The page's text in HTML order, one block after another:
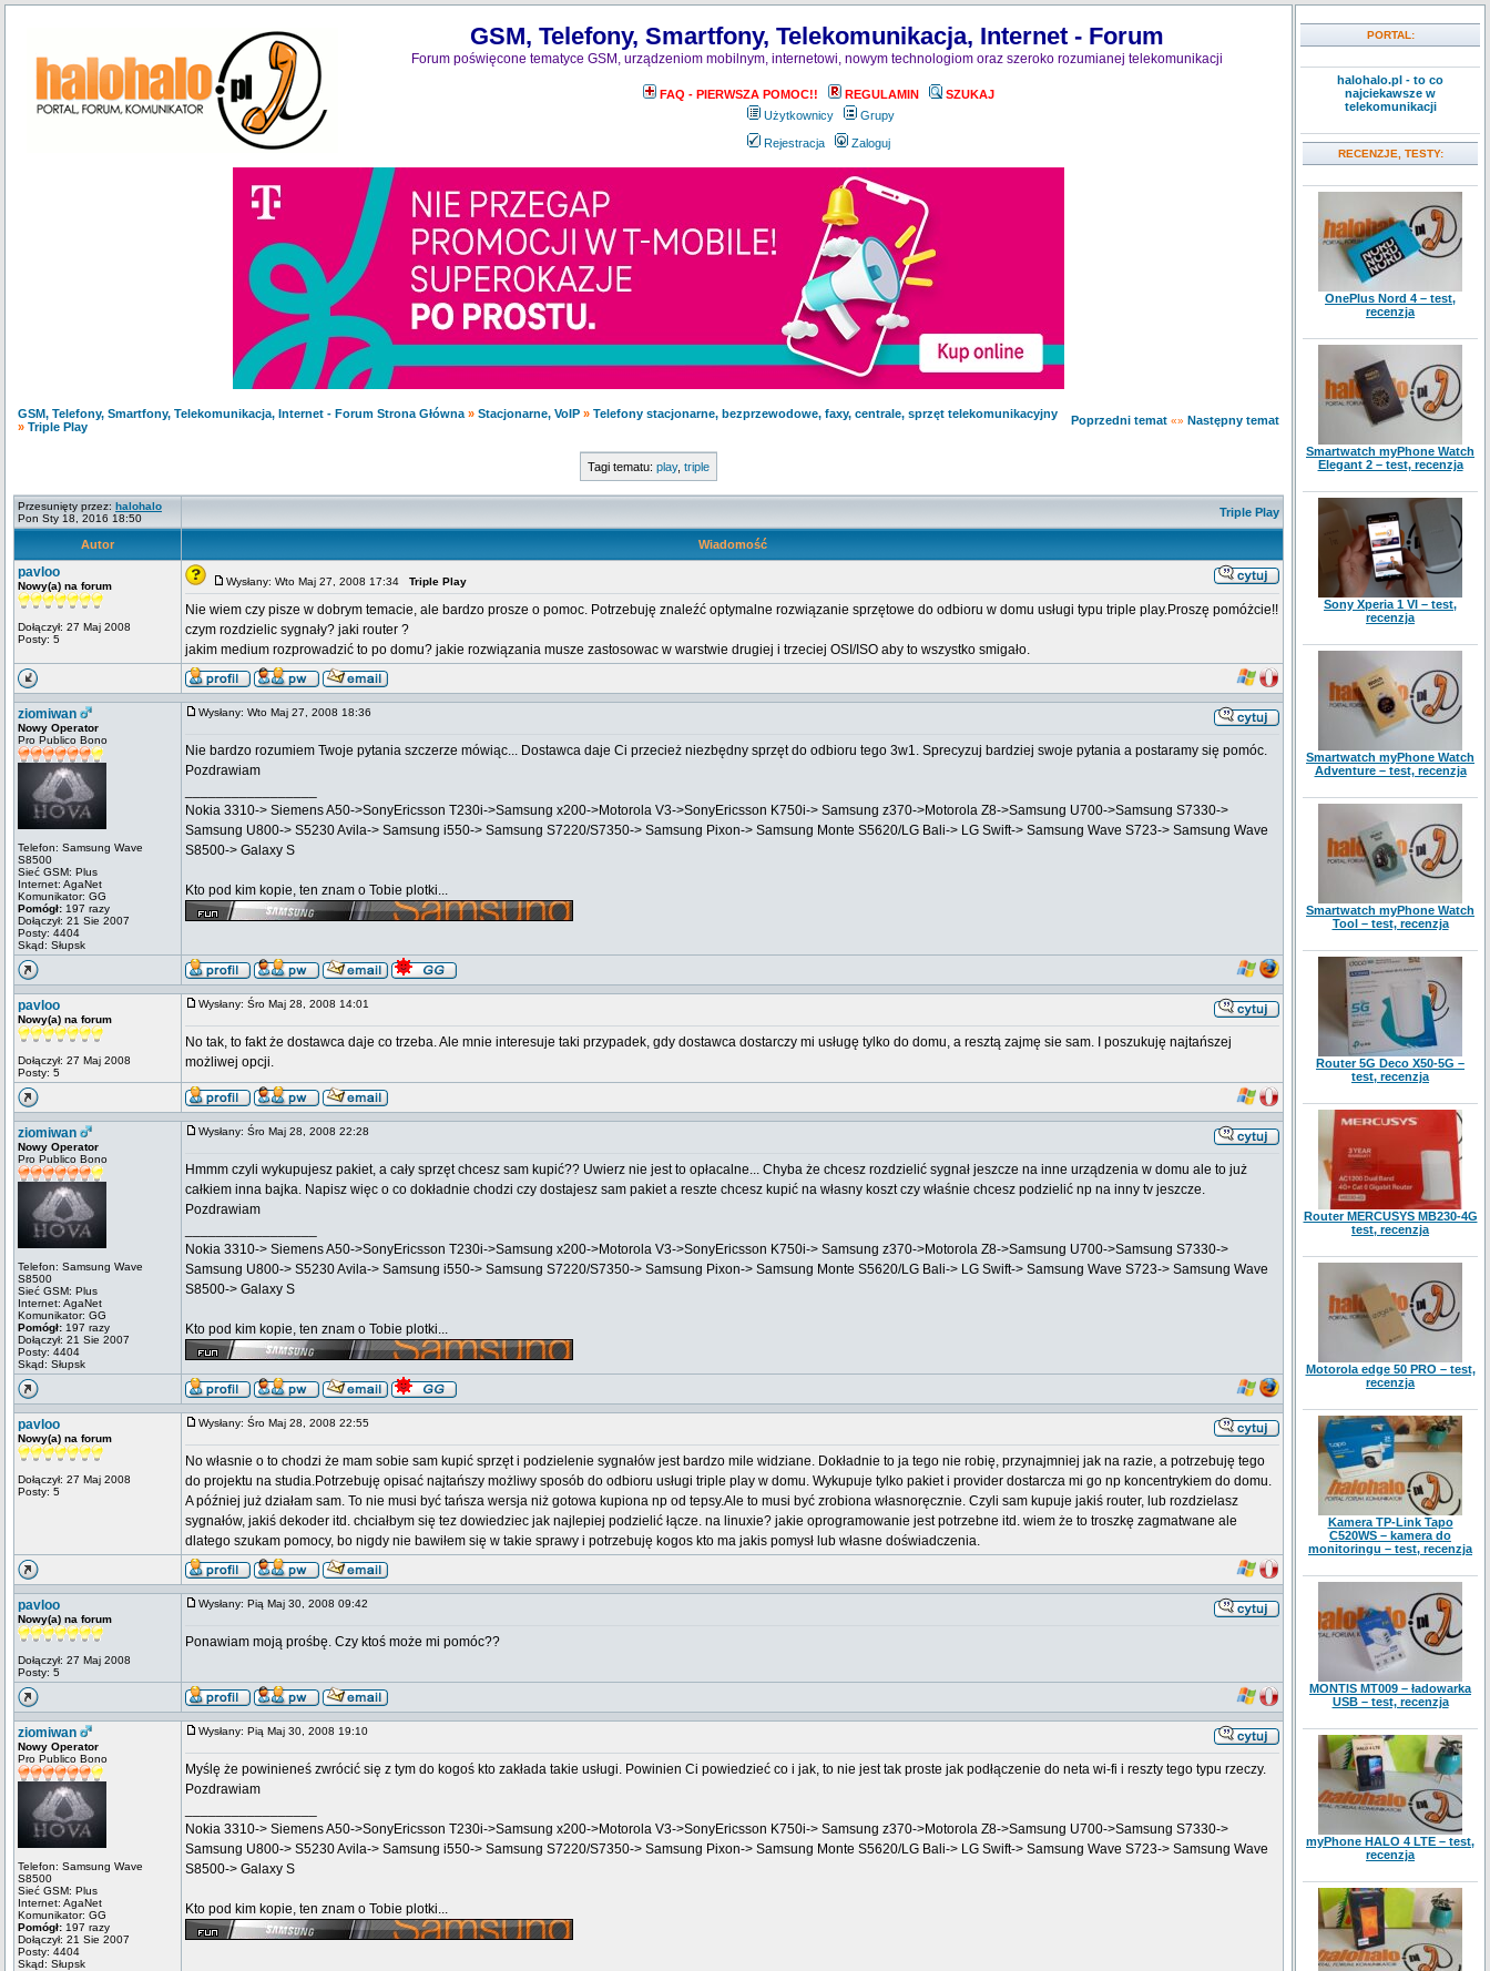
GSM, Telefony, Smartfony, Telekomunikacja, Internet - Forum
Forum poświęcone tematyce GSM, urządzeniom mobilnym, internetowi, nowym technologiom oraz szeroko rozumianej telekomunikacji
FAQ - PIERWSZA POMOC!! REGULAMIN
SZUKAJ
Użytkownicy
Grupy
Rejestracja Zaloguj
GSM, Telefony, Smartfony, Telekomunikacja, Internet - Forum Strona Główna » Stacjonarne, VoIP » Telefony stacjonarne, bezprzewodowe, faxy, centrale, sprzęt telekomunikacyjny
» Triple Play Poprzedni temat «» Następny temat
Tagi tematu: play, triple
Przesunięty przez: halohalo
Pon Sty 18, 2016 18:50
Triple Play
Autor Wiadomość
pavloo
Nowy(a) na forum
Dołączył: 27 Maj 2008
Posty: 5
Wysłany: Wto Maj 27, 2008 17:34 Triple Play
Nie wiem czy pisze w dobrym temacie, ale bardzo prosze o pomoc. Potrzebuję znaleźć optymalne rozwiązanie sprzętowe do odbioru w domu usługi typu triple play.Proszę pomóżcie!!
czym rozdzielic sygnały? jaki router ?
jakim medium rozprowadzić to po domu? jakie rozwiązania musze zastosowac w warstwie drugiej i trzeciej OSI/ISO aby to wszystko smigało.
ziomiwan
Nowy Operator
Pro Publico Bono
Telefon: Samsung Wave
S8500
Sieć GSM: Plus
Internet: AgaNet
Komunikator: GG
Pomógł: 197 razy
Dołączył: 21 Sie 2007
Posty: 4404
Skąd: Słupsk
Wysłany: Wto Maj 27, 2008 18:36
Nie bardzo rozumiem Twoje pytania szczerze mówiąc... Dostawca daje Ci przecież niezbędny sprzęt do odbioru tego 3w1. Sprecyzuj bardziej swoje pytania a postaramy się pomóc.
Pozdrawiam
Nokia 3310-> Siemens A50->SonyEricsson T230i->Samsung x200->Motorola V3->SonyEricsson K750i-> Samsung z370->Motorola Z8->Samsung U700->Samsung S7330->
Samsung U800-> S5230 Avila-> Samsung i550-> Samsung S7220/S7350-> Samsung Pixon-> Samsung Monte S5620/LG Bali-> LG Swift-> Samsung Wave S723-> Samsung Wave
S8500-> Galaxy S
Kto pod kim kopie, ten znam o Tobie plotki...
pavloo
Nowy(a) na forum
Dołączył: 27 Maj 2008
Posty: 5
Wysłany: Śro Maj 28, 2008 14:01
No tak, to fakt że dostawca daje co trzeba. Ale mnie interesuje taki przypadek, gdy dostawca dostarczy mi usługę tylko do domu, a resztą zajmę sie sam. I poszukuję najtańszej
możliwej opcji.
ziomiwan
Nowy Operator
Pro Publico Bono
Telefon: Samsung Wave
S8500
Sieć GSM: Plus
Internet: AgaNet
Komunikator: GG
Pomógł: 197 razy
Dołączył: 21 Sie 2007
Posty: 4404
Skąd: Słupsk
Wysłany: Śro Maj 28, 2008 22:28
Hmmm czyli wykupujesz pakiet, a cały sprzęt chcesz sam kupić?? Uwierz nie jest to opłacalne... Chyba że chcesz rozdzielić sygnał jeszcze na inne urządzenia w domu ale to już
całkiem inna bajka. Napisz więc o co dokładnie chodzi czy dostajesz sam pakiet a reszte chcesz kupić na własny koszt czy właśnie chcesz podzielić np na inny tv jeszcze.
Pozdrawiam
Nokia 3310-> Siemens A50->SonyEricsson T230i->Samsung x200->Motorola V3->SonyEricsson K750i-> Samsung z370->Motorola Z8->Samsung U700->Samsung S7330->
Samsung U800-> S5230 Avila-> Samsung i550-> Samsung S7220/S7350-> Samsung Pixon-> Samsung Monte S5620/LG Bali-> LG Swift-> Samsung Wave S723-> Samsung Wave
S8500-> Galaxy S
Kto pod kim kopie, ten znam o Tobie plotki...
pavloo
Nowy(a) na forum
Dołączył: 27 Maj 2008
Posty: 5
Wysłany: Śro Maj 28, 2008 22:55
No własnie o to chodzi że mam sobie sam kupić sprzęt i podzielenie sygnałów jest bardzo mile widziane. Dokładnie to ja tego nie robię, przynajmniej jak na razie, a potrzebuję tego
do projektu na studia.Potrzebuję opisać najtańszy możliwy sposób do odbioru usługi triple play w domu. Wykupuje tylko pakiet i provider dostarcza mi go np koncentrykiem do domu.
A później już działam sam. To nie musi być tańsza wersja niż gotowa kupiona np od tepsy.Ale to musi być zrobiona własnoręcznie. Czyli sam kupuje jakiś router, lub rozdzielasz
sygnałów, jakiś dekoder itd. chciałbym się tez dowiedziec jak najlepiej podzielić łącze. na linuxie? jakie oprogramowanie jest potrzebne itd. wiem że to troszkę zagmatwane ale
dlatego szukam pomocy, bo nigdy nie bawiłem się w takie sprawy i potrzebuję kogos kto ma jakis pomysł lub własne doświadczenia.
pavloo
Nowy(a) na forum
Dołączył: 27 Maj 2008
Posty: 5
Wysłany: Pią Maj 30, 2008 09:42
Ponawiam moją prośbę. Czy ktoś może mi pomóc??
ziomiwan
Nowy Operator
Pro Publico Bono
Telefon: Samsung Wave
S8500
Sieć GSM: Plus
Internet: AgaNet
Komunikator: GG
Pomógł: 197 razy
Dołączył: 21 Sie 2007
Posty: 4404
Skąd: Słupsk
Wysłany: Pią Maj 30, 2008 19:10
Myślę że powinieneś zwrócić się z tym do kogoś kto zakłada takie usługi. Powinien Ci powiedzieć co i jak, to nie jest tak proste jak podłączenie do neta wi-fi i reszty tego typu rzeczy.
Pozdrawiam
Nokia 3310-> Siemens A50->SonyEricsson T230i->Samsung x200->Motorola V3->SonyEricsson K750i-> Samsung z370->Motorola Z8->Samsung U700->Samsung S7330->
Samsung U800-> S5230 Avila-> Samsung i550-> Samsung S7220/S7350-> Samsung Pixon-> Samsung Monte S5620/LG Bali-> LG Swift-> Samsung Wave S723-> Samsung Wave
S8500-> Galaxy S
Kto pod kim kopie, ten znam o Tobie plotki...
PORTAL:
halohalo.pl - to co
najciekawsze w
telekomunikacji
RECENZJE, TESTY:
OnePlus Nord 4 – test,
recenzja
Smartwatch myPhone Watch
Elegant 2 – test, recenzja
Sony Xperia 1 VI – test,
recenzja
Smartwatch myPhone Watch
Adventure – test, recenzja
Smartwatch myPhone Watch
Tool – test, recenzja
Router 5G Deco X50-5G –
test, recenzja
Router MERCUSYS MB230-4G
test, recenzja
Motorola edge 50 PRO – test,
recenzja
Kamera TP-Link Tapo
C520WS – kamera do
monitoringu – test, recenzja
MONTIS MT009 – ładowarka
USB – test, recenzja
myPhone HALO 4 LTE – test,
recenzja